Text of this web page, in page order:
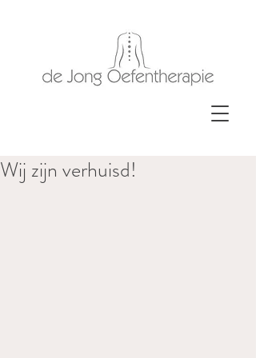
Wij zijn verhuisd!